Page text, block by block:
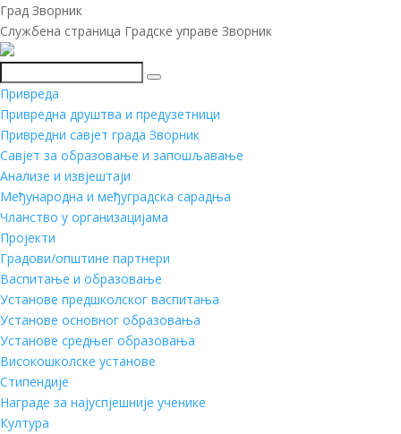
Град Зворник
Службена страница Градске управе Зворник
Претражи
Привреда
Привредна друштва и предузетници
Привредни савјет града Зворник
Савјет за образовање и запошљавање
Анализе и извјештаји
Међународна и међуградска сарадња
Чланство у организацијама
Пројекти
Градови/општине партнери
Васпитање и образовање
Установе предшколског васпитања
Установе основног образовања
Установе средњег образовања
Високошколске установе
Стипендије
Награде за најуспјешније ученике
Култура